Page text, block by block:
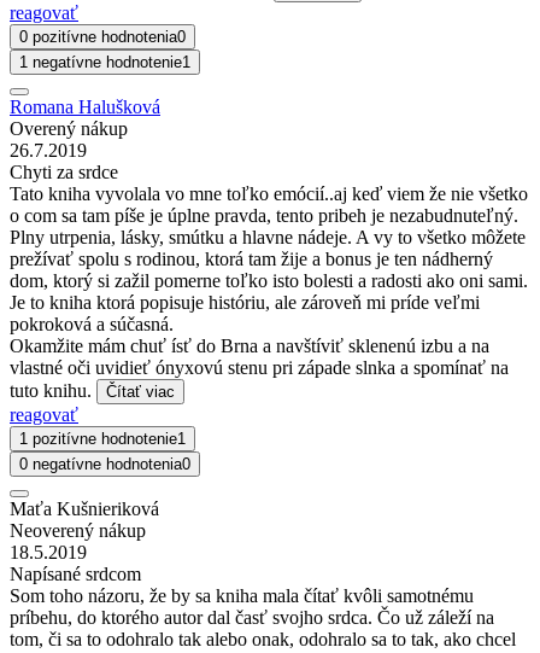
reagovať
0 pozitívne hodnotenia0
1 negatívne hodnotenie1
Romana Halušková
Overený nákup
26.7.2019
Chyti za srdce
Tato kniha vyvolala vo mne toľko emócií..aj keď viem že nie všetko
o com sa tam píše je úplne pravda, tento pribeh je nezabudnuteľný.
Plny utrpenia, lásky, smútku a hlavne nádeje. A vy to všetko môžete
prežívať spolu s rodinou, ktorá tam žije a bonus je ten nádherný
dom, ktorý si zažil pomerne toľko isto bolesti a radosti ako oni sami.
Je to kniha ktorá popisuje históriu, ale zároveň mi príde veľmi
pokroková a súčasná.
Okamžite mám chuť ísť do Brna a navštíviť sklenenú izbu a na
vlastné oči uvidieť ónyxovú stenu pri západe slnka a spomínať na
tuto knihu.
Čítať viac
reagovať
1 pozitívne hodnotenie1
0 negatívne hodnotenia0
Maťa Kušnieriková
Neoverený nákup
18.5.2019
Napísané srdcom
Som toho názoru, že by sa kniha mala čítať kvôli samotnému
príbehu, do ktorého autor dal časť svojho srdca. Čo už záleží na
tom, či sa to odohralo tak alebo onak, odohralo sa to tak, ako chcel